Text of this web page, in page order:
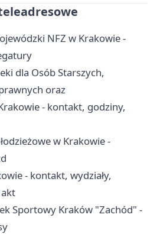
NFZ w Krakowie -
dla Osób Starszych,
oraz
- kontakt, godziny,
w Krakowie -
- kontakt, wydziały,
Sportowy Kraków "Zachód" -